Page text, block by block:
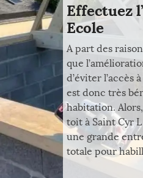
Effectuez
Ecole
A part des
que
d’éviter l’accès
est donc très
habitation.
toit à Saint Cyr
une grande
totale pour